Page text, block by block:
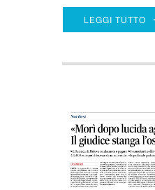
LEGGI TUTTO